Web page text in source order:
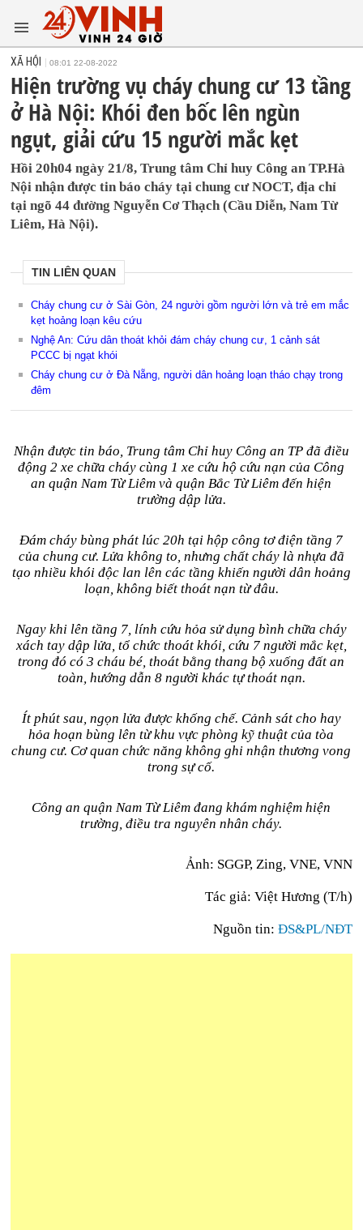
XÃ HỘI 08:01 22-08-2022
Hiện trường vụ cháy chung cư 13 tầng
ở Hà Nội: Khói đen bốc lên ngùn
ngụt, giải cứu 15 người mắc kẹt
Hồi 20h04 ngày 21/8, Trung tâm Chỉ huy Công an TP.Hà
Nội nhận được tin báo cháy tại chung cư NOCT, địa chỉ
tại ngõ 44 đường Nguyễn Cơ Thạch (Cầu Diễn, Nam Từ
Liêm, Hà Nội).
TIN LIÊN QUAN
Cháy chung cư ở Sài Gòn, 24 người gồm người lớn và trẻ em mắc
kẹt hoảng loạn kêu cứu
Nghệ An: Cứu dân thoát khỏi đám cháy chung cư, 1 cảnh sát
PCCC bị ngạt khói
Cháy chung cư ở Đà Nẵng, người dân hoảng loạn tháo chạy trong
đêm
Nhận được tin báo, Trung tâm Chỉ huy Công an TP đã điều
động 2 xe chữa cháy cùng 1 xe cứu hộ cứu nạn của Công
an quận Nam Từ Liêm và quận Bắc Từ Liêm đến hiện
trường dập lửa.
Đám cháy bùng phát lúc 20h tại hộp công tơ điện tầng 7
của chung cư. Lửa không to, nhưng chất cháy là nhựa đã
tạo nhiều khói độc lan lên các tầng khiến người dân hoảng
loạn, không biết thoát nạn từ đâu.
Ngay khi lên tầng 7, lính cứu hỏa sử dụng bình chữa cháy
xách tay dập lửa, tổ chức thoát khói, cứu 7 người mắc kẹt,
trong đó có 3 cháu bé, thoát bằng thang bộ xuống đất an
toàn, hướng dẫn 8 người khác tự thoát nạn.
Ít phút sau, ngọn lửa được khống chế. Cảnh sát cho hay
hỏa hoạn bùng lên từ khu vực phòng kỹ thuật của tòa
chung cư. Cơ quan chức năng không ghi nhận thương vong
trong sự cố.
Công an quận Nam Từ Liêm đang khám nghiệm hiện
trường, điều tra nguyên nhân cháy.
Ảnh: SGGP, Zing, VNE, VNN
Tác giả: Việt Hương (T/h)
Nguồn tin: ĐS&PL/NĐT